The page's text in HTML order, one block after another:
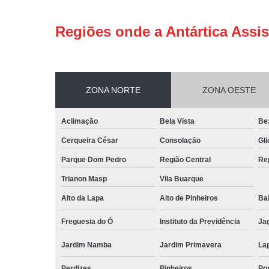
Regiões onde a Antártica
ZONA NORTE ZONA OESTE
Aclimação Bela Vista
Cerqueira César Consolação
Parque Dom Pedro Região Central
Trianon Masp Vila Buarque
Alto da Lapa Alto de Pinheiros
Freguesia do Ó Instituto da Previdência
Jardim Namba Jardim Primavera